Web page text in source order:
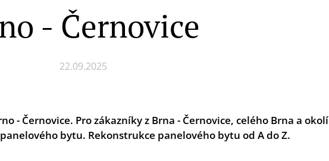
- Černovice
22.09.2025
- Černovice. Pro zákazníky z Brna - Černovice, celého Brna a okolí
bytu. Rekonstrukce panelového bytu od A do Z.